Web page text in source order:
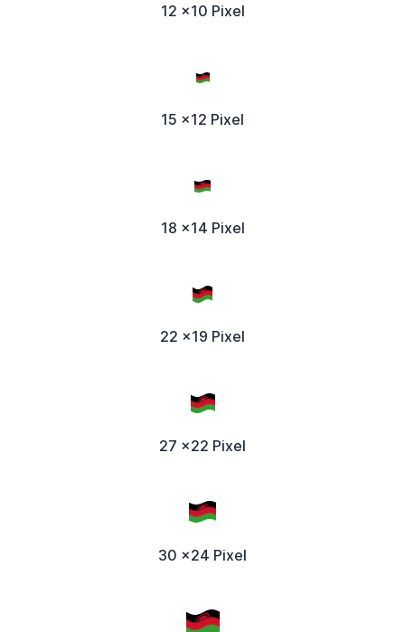
12 x10 Pixel
15 x12 Pixel
18 x14 Pixel
22 x19 Pixel
27 x22 Pixel
30 x24 Pixel